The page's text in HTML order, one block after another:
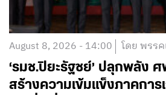
August 8, 2026 - 14:00 โดย พรร
‘รมช.ปิยะรัฐชย์’ ปลุกพลัง
สร้างความเข้มแข็งภาคการ